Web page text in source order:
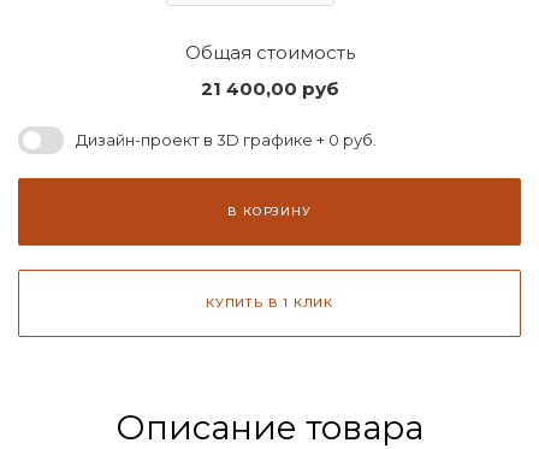
Общая стоимость
21 400,00 руб
Дизайн-проект в 3D графике + 0 руб.
В КОРЗИНУ
КУПИТЬ В 1 КЛИК
Описание товара